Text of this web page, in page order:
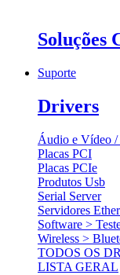
Soluções
Suporte
Drivers
Áudio e Vídeo
Placas PCI
Placas PCIe
Produtos Usb
Serial Server
Servidores
Software >
Wireless >
TODOS OS
LISTA GERAL